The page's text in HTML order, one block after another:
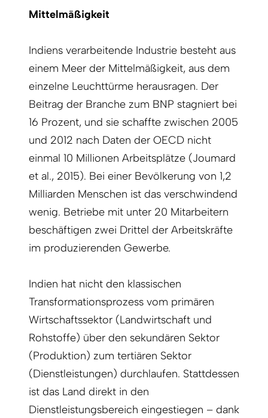
Mittelmäßigkeit
Indiens verarbeitende Industrie besteht aus
einem Meer der Mittelmäßigkeit, aus dem
einzelne Leuchttürme herausragen. Der
Beitrag der Branche zum BNP stagniert bei
16 Prozent, und sie schaffte zwischen 2005
und 2012 nach Daten der OECD nicht
einmal 10 Millionen Arbeitsplätze (Joumard
et al., 2015). Bei einer Bevölkerung von 1,2
Milliarden Menschen ist das verschwindend
wenig. Betriebe mit unter 20 Mitarbeitern
beschäftigen zwei Drittel der Arbeitskräfte
im produzierenden Gewerbe.
Indien hat nicht den klassischen
Transformationsprozess vom primären
Wirtschaftssektor (Landwirtschaft und
Rohstoffe) über den sekundären Sektor
(Produktion) zum tertiären Sektor
(Dienstleistungen) durchlaufen. Stattdessen
ist das Land direkt in den
Dienstleistungsbereich eingestiegen – dank